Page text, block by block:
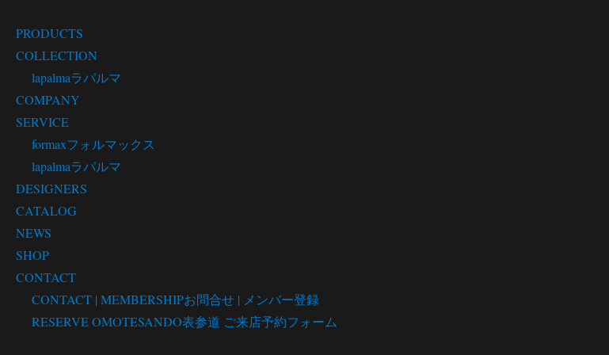
PRODUCTS
COLLECTION
lapalmaラパルマ
COMPANY
SERVICE
formaxフォルマックス
lapalmaラパルマ
DESIGNERS
CATALOG
NEWS
SHOP
CONTACT
CONTACT | MEMBERSHIPお問合せ | メンバー登録
RESERVE OMOTESANDO表参道 ご来店予約フォーム